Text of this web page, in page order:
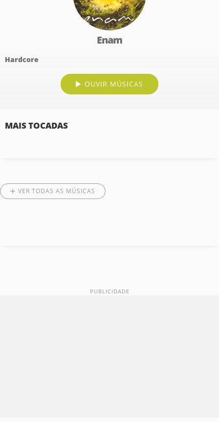
Enam
Hardcore
OUVIR MÚSICAS
MAIS TOCADAS
VER TODAS AS MÚSICAS